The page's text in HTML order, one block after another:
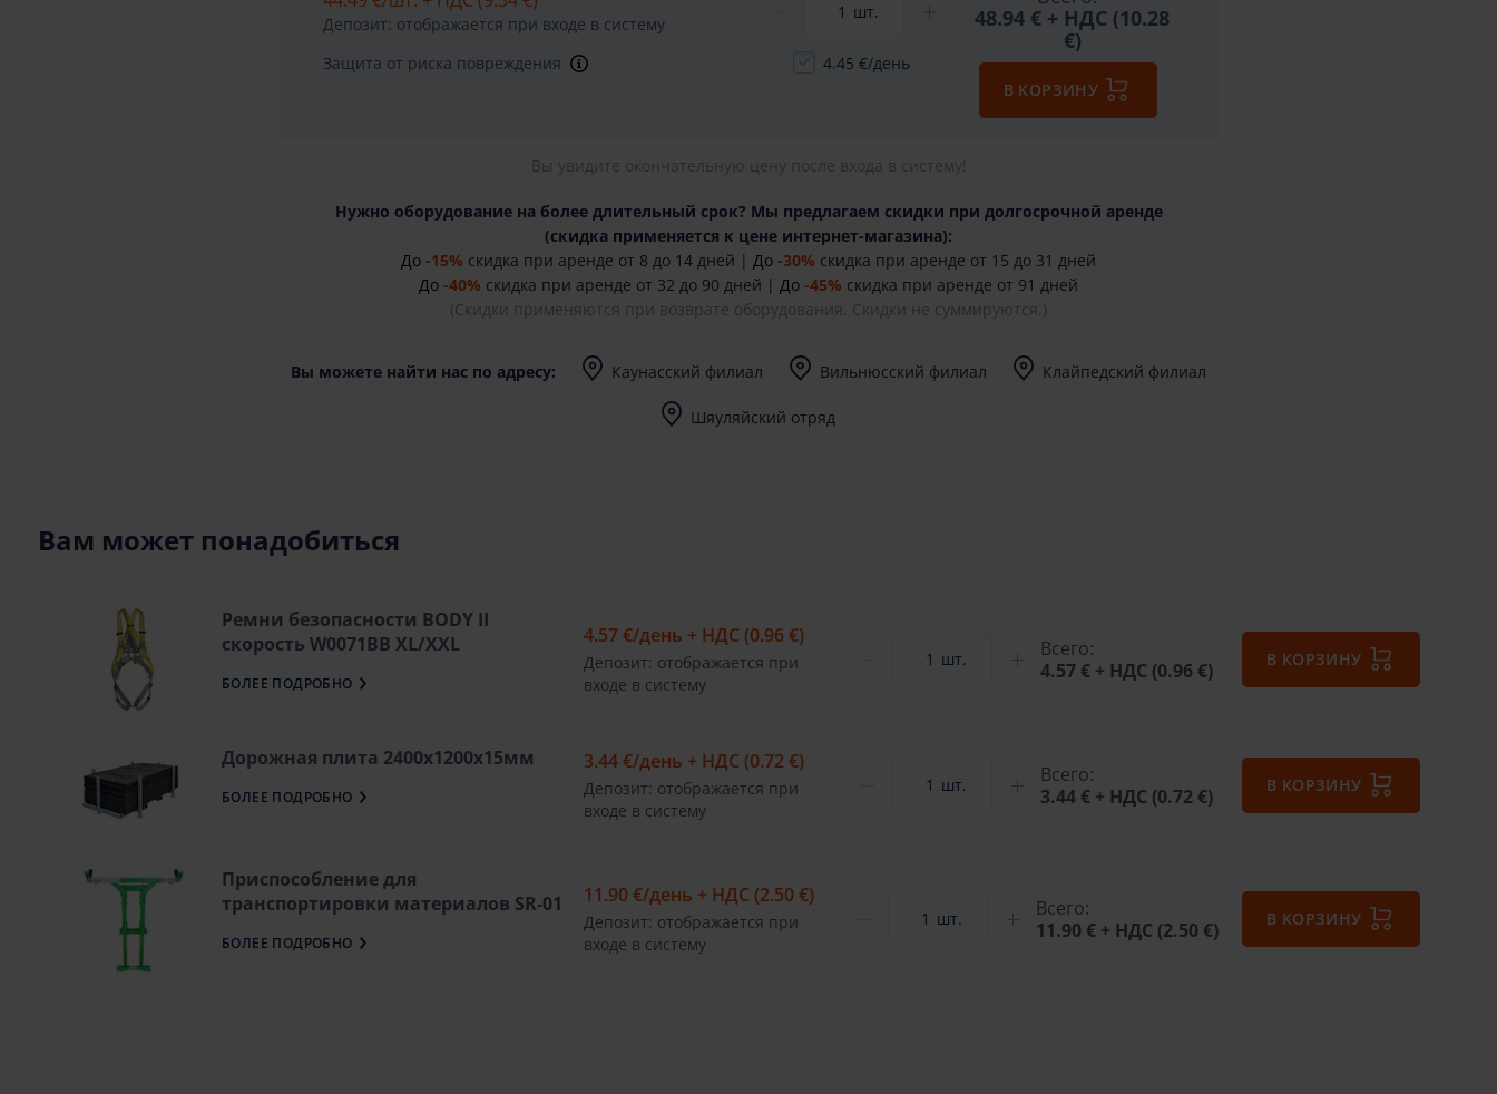
Депозит: отображается при входе в систему
шт.
Защита от риска повреждения 4.45 €/день
48.94 € + НДС (10.28
€)
В КОРЗИНУ
Вы увидите окончательную цену после входа в систему!
Нужно оборудование на более длительный срок? Мы предлагаем скидки при долгосрочной аренде
(cкидка применяется к цене интернет-магазина):
До -15% скидка при аренде от 8 до 14 дней | До -30% скидка при аренде от 15 до 31 дней
До -40% скидка при аренде от 32 до 90 дней | До -45% скидка при аренде от 91 дней
(Скидки применяются при возврате оборудования. Скидки не суммируются.)
Вы можете найти нас по адресу: Каунасский филиал Вильнюсский филиал Клайпедский филиал
Шяуляйский отряд
Вам может понадобиться
Ремни безопасности BODY II
скорость W0071BB XL/XXL
БОЛЕЕ ПОДРОБНО
4.57 €/день + НДС (0.96 €)
Депозит: отображается при
входе в систему
шт.
Всего:
4.57 € + НДС (0.96 €) В КОРЗИНУ
Дорожная плита 2400х1200х15мм
БОЛЕЕ ПОДРОБНО
3.44 €/день + НДС (0.72 €)
Депозит: отображается при
входе в систему
шт.
Всего:
3.44 € + НДС (0.72 €) В КОРЗИНУ
Приспособление для
транспортировки материалов SR-01
БОЛЕЕ ПОДРОБНО
11.90 €/день + НДС (2.50 €)
Депозит: отображается при
входе в систему
шт.
Всего:
11.90 € + НДС (2.50 €) В КОРЗИНУ